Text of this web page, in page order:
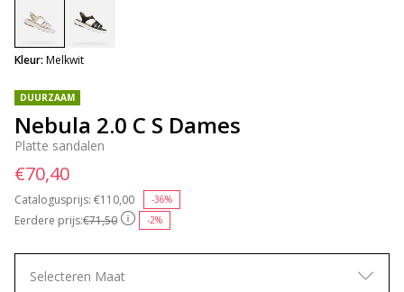
DUURZAAM
Nebula 2.0 C S Dames
Platte sandalen
Eerdere prijs:€71,50 -2%
Catalogusprijs: Price reduced from
€110,00 -36%
€70,40
Kleur: Melkwit
selected
Selecteren Maat